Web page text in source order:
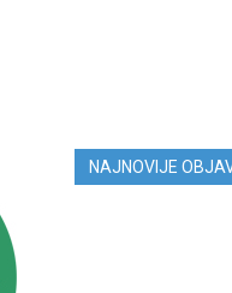
NAJNOVIJE